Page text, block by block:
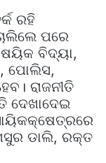
ରହି
ପରେ
ବିଦ୍ୟା,
ପୋଲିସ,
ରାଜନୀତି
ଦେଖାଦେଇ
ଡାଲି, ରକ୍ତ